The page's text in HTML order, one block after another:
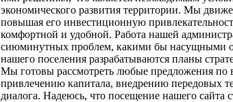
экономического развития территории. Мы
повышая его инвестиционную
комфортной и удобной. Работа нашей
сиюминутных проблем, какими бы насущными
нашего поселения разрабатываются планы
Мы готовы рассмотреть любые предложения по
привлечению капитала, внедрению передовых
диалога. Надеюсь, что посещение нашего сайта